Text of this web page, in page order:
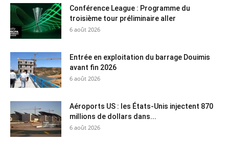
Conférence League : Programme du
troisième tour préliminaire aller
6 août 2026
Entrée en exploitation du barrage Douimis
avant fin 2026
6 août 2026
Aéroports US : les États-Unis injectent 870
millions de dollars dans...
6 août 2026